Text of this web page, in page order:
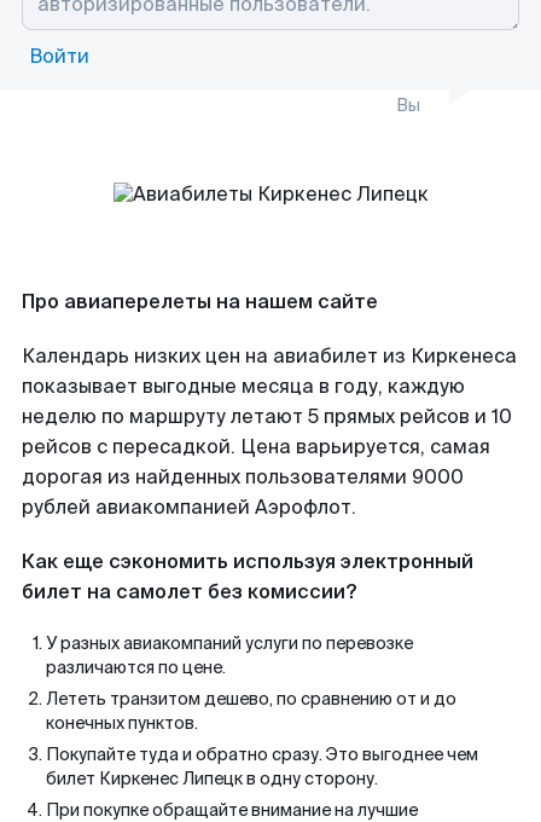
Войти
Вы
Про авиаперелеты на нашем сайте
Календарь низких цен на авиабилет из Киркенеса
показывает выгодные месяца в году, каждую
неделю по маршруту летают 5 прямых рейсов и 10
рейсов с пересадкой. Цена варьируется, самая
дорогая из найденных пользователями 9000
рублей авиакомпанией Аэрофлот.
Как еще сэкономить используя электронный
билет на самолет без комиссии?
У разных авиакомпаний услуги по перевозке
различаются по цене.
Лететь транзитом дешево, по сравнению от и до
конечных пунктов.
Покупайте туда и обратно сразу. Это выгоднее чем
билет Киркенес Липецк в одну сторону.
При покупке обращайте внимание на лучшие